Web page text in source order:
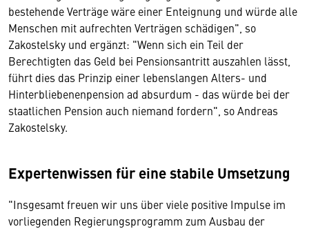
bestehende Verträge wäre einer Enteignung und würde alle
Menschen mit aufrechten Verträgen schädigen", so
Zakostelsky und ergänzt: "Wenn sich ein Teil der
Berechtigten das Geld bei Pensionsantritt auszahlen lässt,
führt dies das Prinzip einer lebenslangen Alters- und
Hinterbliebenenpension ad absurdum - das würde bei der
staatlichen Pension auch niemand fordern", so Andreas
Zakostelsky.
Expertenwissen für eine stabile Umsetzung
"Insgesamt freuen wir uns über viele positive Impulse im
vorliegenden Regierungsprogramm zum Ausbau der